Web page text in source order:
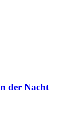
der Nacht